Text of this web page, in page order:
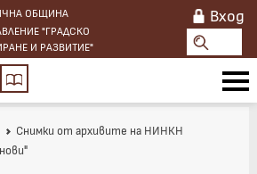
ОБЩИНА
"ГРАДСКО
И РАЗВИТИЕ"
Вход
Снимки от архивите на НИНКН